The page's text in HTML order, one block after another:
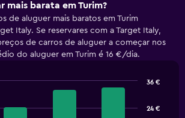
mais barata em Turim?
de aluguer mais baratos em Turim
Italy. Se reservares com a Target Italy,
de carros de aluguer a começar nos
do aluguer em Turim é 16 €/dia.
24 €
36 €